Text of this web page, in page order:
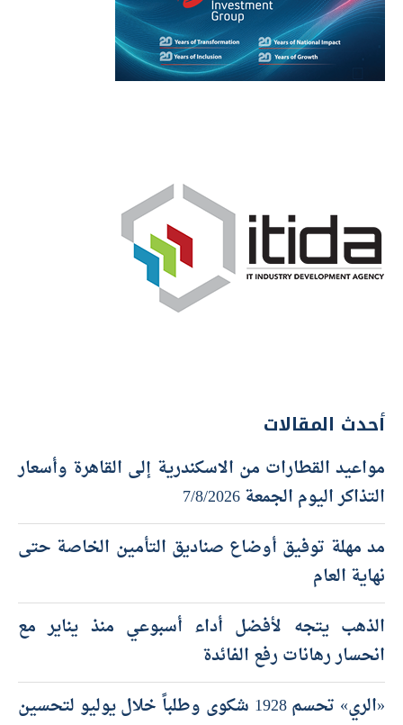
أحدث المقالات
مواعيد القطارات من الاسكندرية إلى القاهرة وأسعار
التذاكر اليوم الجمعة 7/8/2026
مد مهلة توفيق أوضاع صناديق التأمين الخاصة حتى
نهاية العام
الذهب يتجه لأفضل أداء أسبوعي منذ يناير مع
انحسار رهانات رفع الفائدة
«الري» تحسم 1928 شكوى وطلباً خلال يوليو لتحسين